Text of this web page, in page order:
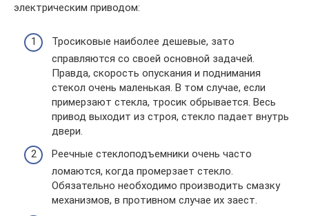
электрическим приводом:
Тросиковые наиболее дешевые, зато
справляются со своей основной задачей.
Правда, скорость опускания и поднимания
стекол очень маленькая. В том случае, если
примерзают стекла, тросик обрывается. Весь
привод выходит из строя, стекло падает внутрь
двери.
Реечные стеклоподъемники очень часто
ломаются, когда промерзает стекло.
Обязательно необходимо производить смазку
механизмов, в противном случае их заест.